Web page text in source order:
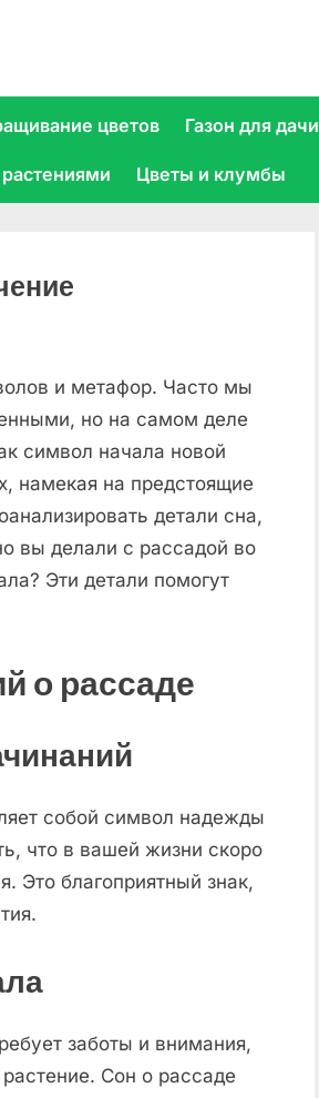
цветов Газон для дачи
Цветы и клумбы
и метафор. Часто мы
но на самом деле
символ начала новой
намекая на предстоящие
детали сна,
вы делали с рассадой во
Эти детали помогут
о рассаде
собой символ надежды
что в вашей жизни скоро
Это благоприятный знак,
заботы и внимания,
Сон о рассаде